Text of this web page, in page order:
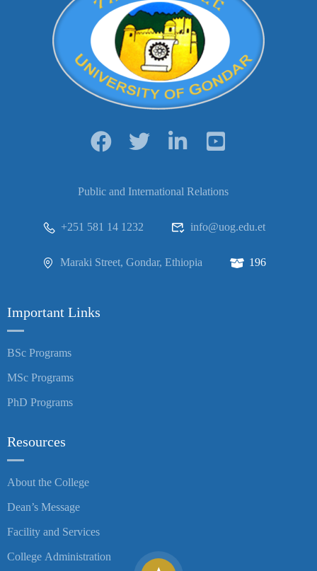
Public and International Relations
+251 581 14 1232 info@uog.edu.et
Maraki Street, Gondar, Ethiopia 196
Important Links
BSc Programs
MSc Programs
PhD Programs
Resources
About the College
Dean’s Message
Facility and Services
College Administration